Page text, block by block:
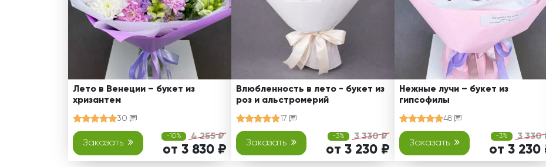
Лето в Венеции – букет из
хризантем
30
Заказать
-10% 4 255 ₽
от 3 830 ₽
Влюбленность в лето - букет из
роз и альстромерий
17
Заказать
-3% 3 330 ₽
от 3 230 ₽
Нежные лучи – букет из
гипсофилы
48
Заказать
-3% 3 330
от 3 230